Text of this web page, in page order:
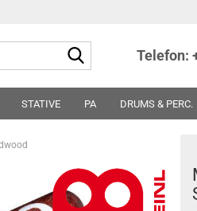
Telefon:
STATIVE PA DRUMS & PERC.